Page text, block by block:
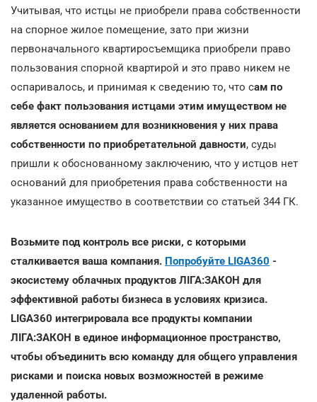
Учитывая, что истцы не приобрели права собственности
на спорное жилое помещение, зато при жизни
первоначального квартиросъемщика приобрели право
пользования спорной квартирой и это право никем не
оспаривалось, и принимая к сведению то, что сам по
себе факт пользования истцами этим имуществом не
является основанием для возникновения у них права
собственности по приобретательной давности, суды
пришли к обоснованному заключению, что у истцов нет
оснований для приобретения права собственности на
указанное имущество в соответствии со статьей 344 ГК.
Возьмите под контроль все риски, с которыми
сталкивается ваша компания. Попробуйте LIGA360 -
экосистему облачных продуктов ЛІГА:ЗАКОН для
эффективной работы бизнеса в условиях кризиса.
LIGA360 интегрировала все продукты компании
ЛІГА:ЗАКОН в единое информационное пространство,
чтобы объединить всю команду для общего управления
рисками и поиска новых возможностей в режиме
удаленной работы.